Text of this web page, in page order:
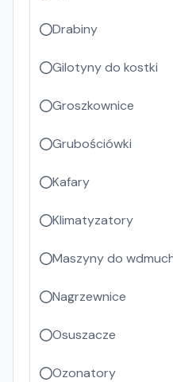
Drabiny
Gilotyny do kostki
Groszkownice
Grubościówki
Kafary
Klimatyzatory
Maszyny do
Nagrzewnice
Osuszacze
Ozonatory